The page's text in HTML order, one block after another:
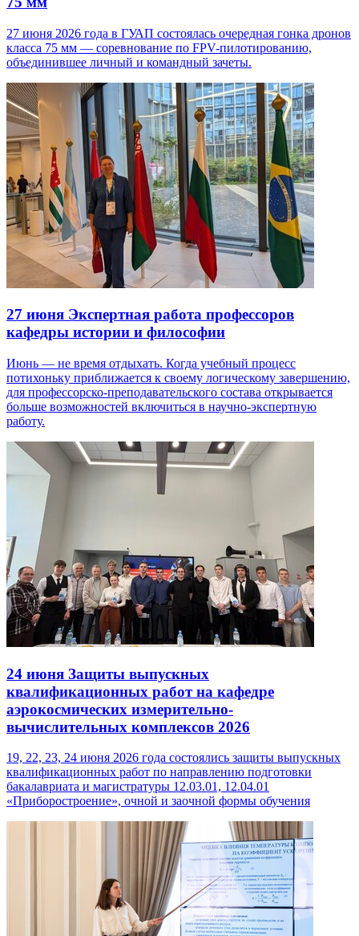
27 июня 2026 года в ГУАП состоялась очередная гонка дронов
класса 75 мм — соревнование по FPV-пилотированию,
объединившее личный и командный зачеты.
27 июня Экспертная работа профессоров
кафедры истории и философии
Июнь — не время отдыхать. Когда учебный процесс
потихоньку приближается к своему логическому завершению,
для профессорско-преподавательского состава открывается
больше возможностей включиться в научно-экспертную
работу.
24 июня Защиты выпускных
квалификационных работ на кафедре
аэрокосмических измерительно-
вычислительных комплексов 2026
19, 22, 23, 24 июня 2026 года состоялись защиты выпускных
квалификационных работ по направлению подготовки
бакалавриата и магистратуры 12.03.01, 12.04.01
«Приборостроение», очной и заочной формы обучения